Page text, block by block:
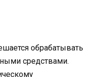
обрабатывать
средствами.